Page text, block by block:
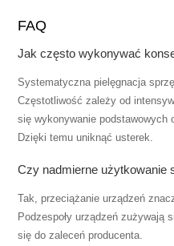
FAQ
Jak często wykonywać
Systematyczna pielęgnacja
Częstotliwość zależy od
się wykonywanie
Dzięki temu uniknąć usterek.
Czy nadmierne użytkowanie
Tak, przeciążanie urządzeń
Podzespoły urządzeń zużywają
się do zaleceń producenta.